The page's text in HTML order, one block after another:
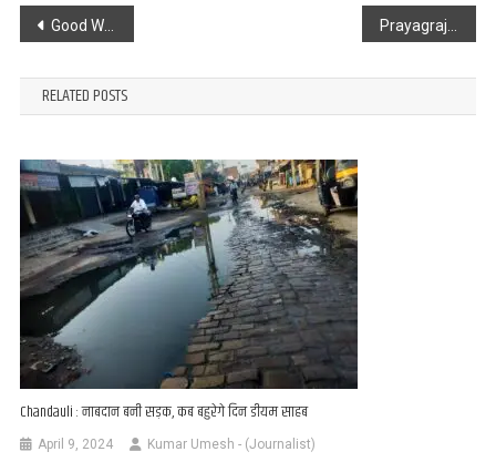
Post
navigation
Good Work : मुग़लसराय पुलिस ने इनामिया गैंगस्टर को किया गिरफ्तार Prayagraj : किया गया महाकुम्भ मेला शिविर का भूमि पूजन
RELATED POSTS
Chandauli : नाबदान बनी सड़क, कब बहुरेगे दिन डीयम साहब
April 9, 2024 Kumar Umesh - (Journalist)